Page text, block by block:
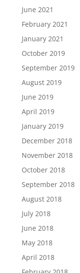
June 2021
February 2021
January 2021
October 2019
September 2019
August 2019
June 2019
April 2019
January 2019
December 2018
November 2018
October 2018
September 2018
August 2018
July 2018
June 2018
May 2018
April 2018